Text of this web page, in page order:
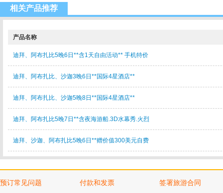
相关产品推荐
产品名称
迪拜、阿布扎比5晚6日**含1天自由活动** 手机特价
迪拜、阿布扎比、沙迦3晚6日**国际4星酒店**
迪拜、阿布扎比、沙迦5晚8日**国际4星酒店**
迪拜、阿布扎比5晚7日**含夜海游船.3D水幕秀.火烈
迪拜、沙迦、阿布扎比5晚6日**赠价值300美元自费
预订常见问题 付款和发票 签署旅游合同